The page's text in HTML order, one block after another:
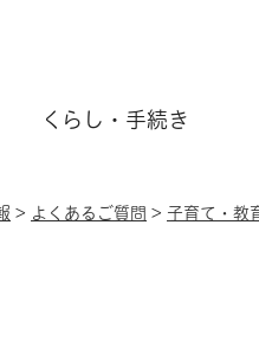
くらし・手続き
> よくあるご質問 > 子育て・教